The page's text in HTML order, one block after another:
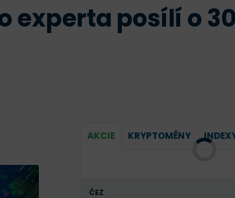
experta posílí o
AKCIE KRYPTOMĚNY
ČEZ